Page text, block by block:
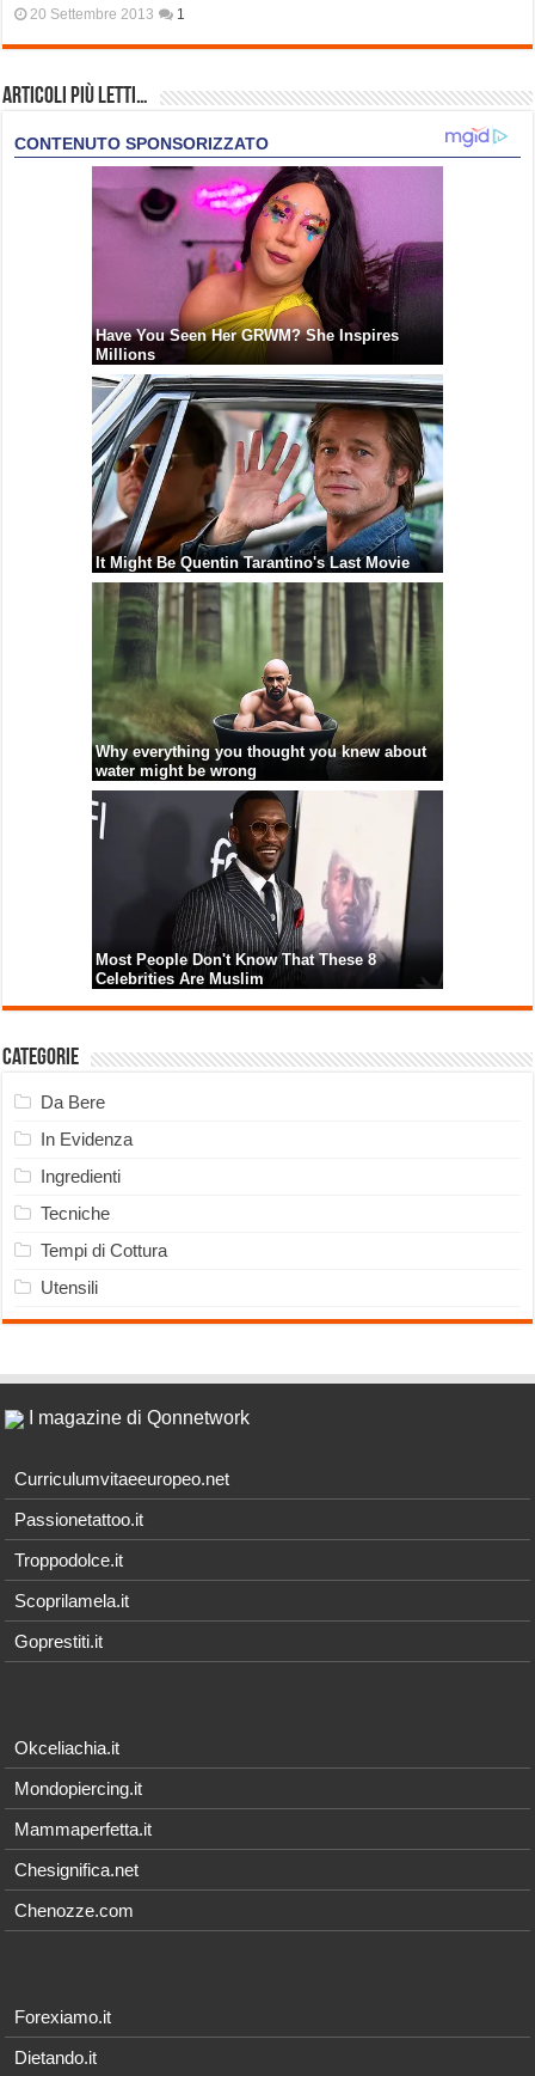
20 Settembre 2013 1
Articoli più Letti…
Categorie
Da Bere
In Evidenza
Ingredienti
Tecniche
Tempi di Cottura
Utensili
I magazine di Qonnetwork
Curriculumvitaeeuropeo.net
Passionetattoo.it
Troppodolce.it
Scoprilamela.it
Goprestiti.it
Okceliachia.it
Mondopiercing.it
Mammaperfetta.it
Chesignifica.net
Chenozze.com
Forexiamo.it
Dietando.it